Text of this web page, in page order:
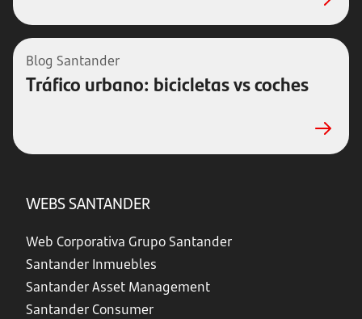
Blog Santander
Tráfico urbano: bicicletas vs coches
WEBS SANTANDER
Web Corporativa Grupo Santander
Santander Inmuebles
Santander Asset Management
Santander Consumer